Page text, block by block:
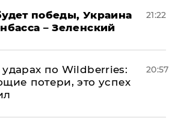
победы, Украина
– Зеленский
21:22
по Wildberries:
потери, это успех
20:57